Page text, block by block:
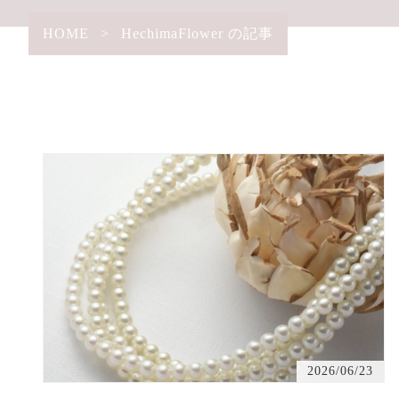
HOME > HechimaFlower の記事
2026/06/23